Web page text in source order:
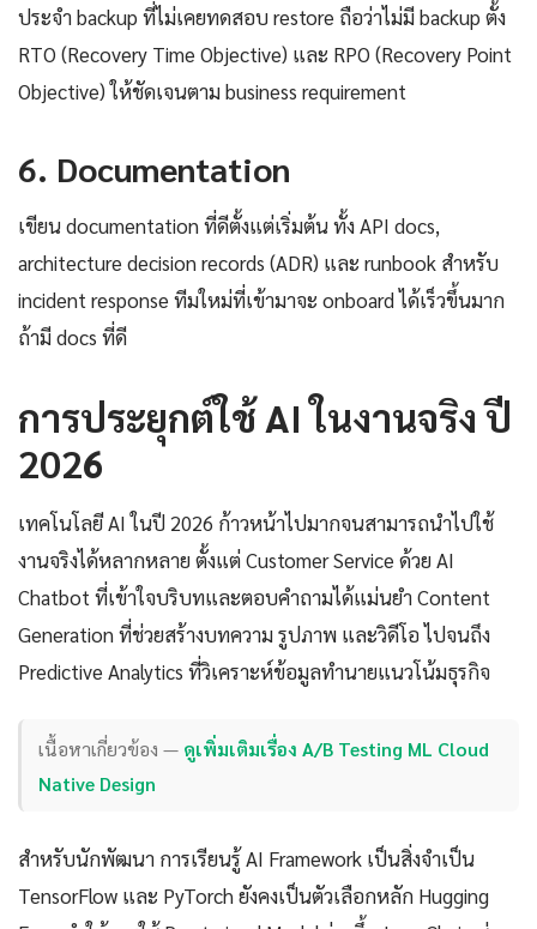
ประจำ backup ที่ไม่เคยทดสอบ restore ถือว่าไม่มี backup ตั้ง
RTO (Recovery Time Objective) และ RPO (Recovery Point
Objective) ให้ชัดเจนตาม business requirement
6. Documentation
เขียน documentation ที่ดีตั้งแต่เริ่มต้น ทั้ง API docs,
architecture decision records (ADR) และ runbook สำหรับ
incident response ทีมใหม่ที่เข้ามาจะ onboard ได้เร็วขึ้นมาก
ถ้ามี docs ที่ดี
การประยุกต์ใช้ AI ในงานจริง ปี
2026
เทคโนโลยี AI ในปี 2026 ก้าวหน้าไปมากจนสามารถนำไปใช้
งานจริงได้หลากหลาย ตั้งแต่ Customer Service ด้วย AI
Chatbot ที่เข้าใจบริบทและตอบคำถามได้แม่นยำ Content
Generation ที่ช่วยสร้างบทความ รูปภาพ และวิดีโอ ไปจนถึง
Predictive Analytics ที่วิเคราะห์ข้อมูลทำนายแนวโน้มธุรกิจ
เนื้อหาเกี่ยวข้อง — ดูเพิ่มเติมเรื่อง A/B Testing ML Cloud
Native Design
สำหรับนักพัฒนา การเรียนรู้ AI Framework เป็นสิ่งจำเป็น
TensorFlow และ PyTorch ยังคงเป็นตัวเลือกหลัก Hugging